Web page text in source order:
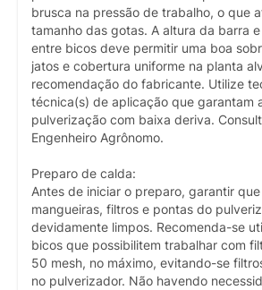
brusca na pressão de trabalho, o que
tamanho das gotas. A altura da barra
entre bicos deve permitir uma boa
jatos e cobertura uniforme na planta
recomendação do fabricante. Utilize
técnica(s) de aplicação que garantam
pulverização com baixa deriva.
Engenheiro Agrônomo.
Preparo de calda:
Antes de iniciar o preparo, garantir
mangueiras, filtros e pontas do
devidamente limpos. Recomenda-se
bicos que possibilitem trabalhar com
50 mesh, no máximo, evitando-se
no pulverizador. Não havendo